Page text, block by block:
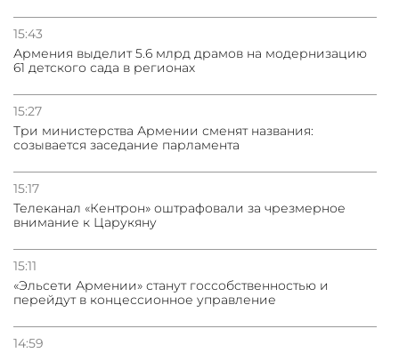
15:43
Армения выделит 5.6 млрд драмов на модернизацию
61 детского сада в регионах
15:27
Три министерства Армении сменят названия:
созывается заседание парламента
15:17
Телеканал «Кентрон» оштрафовали за чрезмерное
внимание к Царукяну
15:11
«Эльсети Армении» станут госсобственностью и
перейдут в концессионное управление
14:59